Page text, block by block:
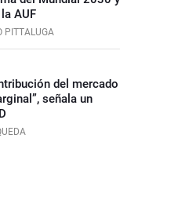
AUF
PITTALUGA
del mercado
señala un